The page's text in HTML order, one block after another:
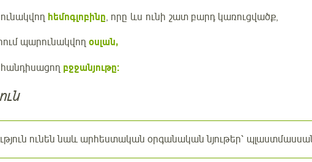
հեմոգլոբինը, որը ևս ունի շատ բարդ կառուցվածք,
պարունակվող օսլան,
հանդիսացող բջջանյութը:
ունեն նաև արհեստական օրգանական նյութեր՝